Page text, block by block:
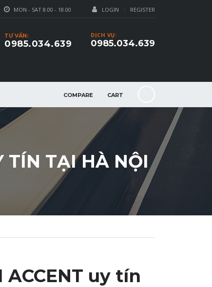
LOGIN REGISTER
MON - SAT 8.00 - 18.00
DỊCH VỤ:
0985.034.639
TƯ VẤN:
0985.034.639
COMPARE CART
TÍN TẠI HÀ NỘI
uy tín